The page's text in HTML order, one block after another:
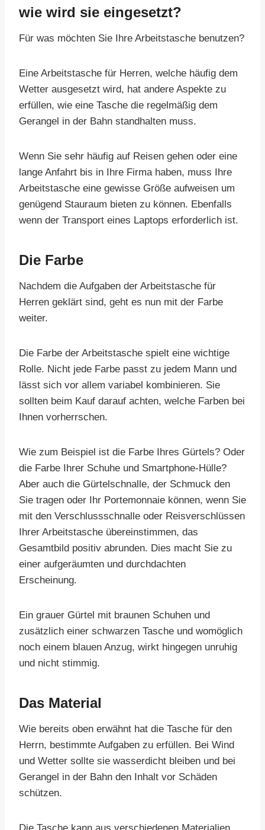
wie wird sie eingesetzt?
Für was möchten Sie Ihre Arbeitstasche benutzen?
Eine Arbeitstasche für Herren, welche häufig dem
Wetter ausgesetzt wird, hat andere Aspekte zu
erfüllen, wie eine Tasche die regelmäßig dem
Gerangel in der Bahn standhalten muss.
Wenn Sie sehr häufig auf Reisen gehen oder eine
lange Anfahrt bis in Ihre Firma haben, muss Ihre
Arbeitstasche eine gewisse Größe aufweisen um
genügend Stauraum bieten zu können. Ebenfalls
wenn der Transport eines Laptops erforderlich ist.
Die Farbe
Nachdem die Aufgaben der Arbeitstasche für
Herren geklärt sind, geht es nun mit der Farbe
weiter.
Die Farbe der Arbeitstasche spielt eine wichtige
Rolle. Nicht jede Farbe passt zu jedem Mann und
lässt sich vor allem variabel kombinieren. Sie
sollten beim Kauf darauf achten, welche Farben bei
Ihnen vorherrschen.
Wie zum Beispiel ist die Farbe Ihres Gürtels? Oder
die Farbe Ihrer Schuhe und Smartphone-Hülle?
Aber auch die Gürtelschnalle, der Schmuck den
Sie tragen oder Ihr Portemonnaie können, wenn Sie
mit den Verschlussschnalle oder Reisverschlüssen
Ihrer Arbeitstasche übereinstimmen, das
Gesamtbild positiv abrunden. Dies macht Sie zu
einer aufgeräumten und durchdachten
Erscheinung.
Ein grauer Gürtel mit braunen Schuhen und
zusätzlich einer schwarzen Tasche und womöglich
noch einem blauen Anzug, wirkt hingegen unruhig
und nicht stimmig.
Das Material
Wie bereits oben erwähnt hat die Tasche für den
Herrn, bestimmte Aufgaben zu erfüllen. Bei Wind
und Wetter sollte sie wasserdicht bleiben und bei
Gerangel in der Bahn den Inhalt vor Schäden
schützen.